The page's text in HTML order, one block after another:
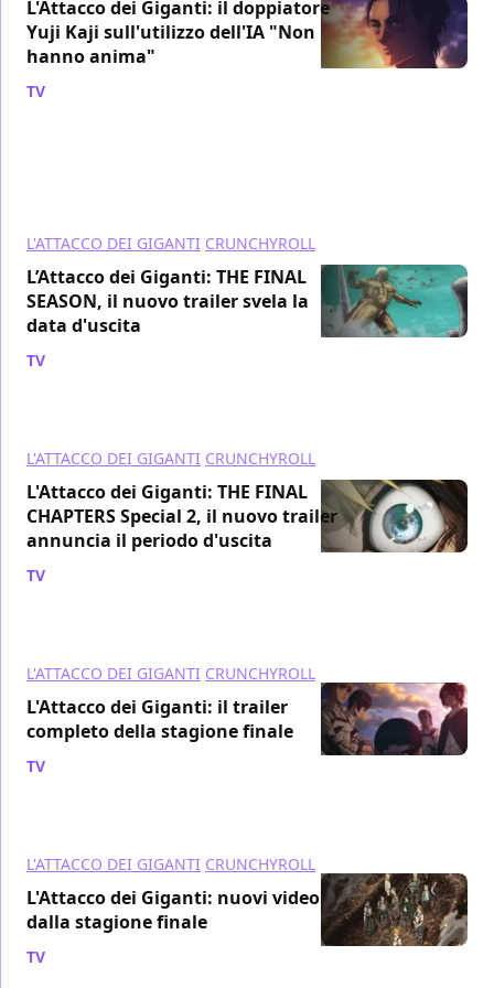
L'Attacco dei Giganti: il doppiatore
Yuji Kaji sull'utilizzo dell'IA "Non
hanno anima"
TV
L'ATTACCO DEI GIGANTI CRUNCHYROLL
L’Attacco dei Giganti: THE FINAL
SEASON, il nuovo trailer svela la
data d'uscita
TV
L'ATTACCO DEI GIGANTI CRUNCHYROLL
L'Attacco dei Giganti: THE FINAL
CHAPTERS Special 2, il nuovo trailer
annuncia il periodo d'uscita
TV
L'ATTACCO DEI GIGANTI CRUNCHYROLL
L'Attacco dei Giganti: il trailer
completo della stagione finale
TV
L'ATTACCO DEI GIGANTI CRUNCHYROLL
L'Attacco dei Giganti: nuovi video
dalla stagione finale
TV